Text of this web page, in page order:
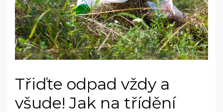
Třiďte odpad vždy a
všude! Jak na třídění